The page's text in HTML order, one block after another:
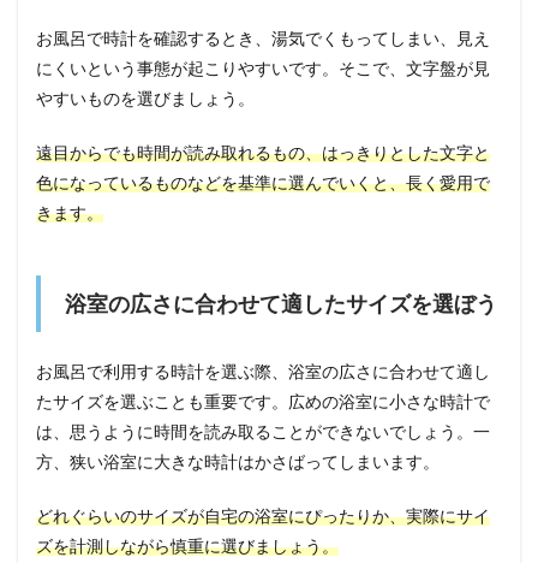
お風呂で時計を確認するとき、湯気でくもってしまい、見え
にくいという事態が起こりやすいです。そこで、文字盤が見
やすいものを選びましょう。
遠目からでも時間が読み取れるもの、はっきりとした文字と
色になっているものなどを基準に選んでいくと、長く愛用で
きます。
浴室の広さに合わせて適したサイズを選ぼう
お風呂で利用する時計を選ぶ際、浴室の広さに合わせて適し
たサイズを選ぶことも重要です。広めの浴室に小さな時計で
は、思うように時間を読み取ることができないでしょう。一
方、狭い浴室に大きな時計はかさばってしまいます。
どれぐらいのサイズが自宅の浴室にぴったりか、実際にサイ
ズを計測しながら慎重に選びましょう。